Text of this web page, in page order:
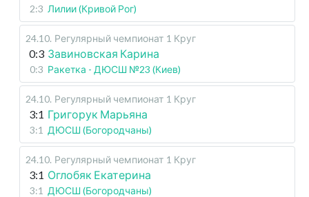
2:3 Лилии (Кривой Рог)
24.10. Регулярный чемпионат 1 Круг
0:3 Завиновская Карина
0:3 Ракетка - ДЮСШ №23 (Киев)
24.10. Регулярный чемпионат 1 Круг
3:1 Григорук Марьяна
3:1 ДЮСШ (Богородчаны)
24.10. Регулярный чемпионат 1 Круг
3:1 Оглобяк Екатерина
3:1 ДЮСШ (Богородчаны)